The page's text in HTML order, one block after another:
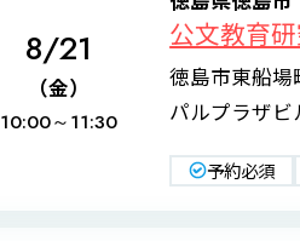
8/21
（金）
10:00～11:30
公文教育
徳島市東船場
パルプラザビ
予約必須